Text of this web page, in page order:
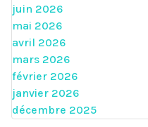
juin 2026
mai 2026
avril 2026
mars 2026
février 2026
janvier 2026
décembre 2025